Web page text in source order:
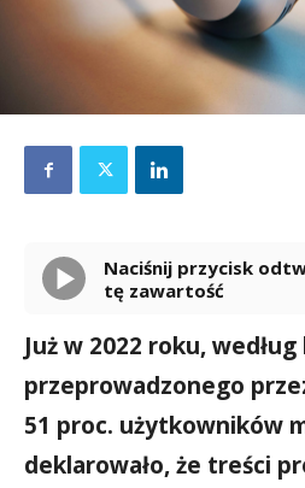
Naciśnij przycisk odtwarzania, aby odsłuchać
tę zawartość
Już w 2022 roku,
przeprowadzonego
51 proc. użytkowników
deklarowało, że treści